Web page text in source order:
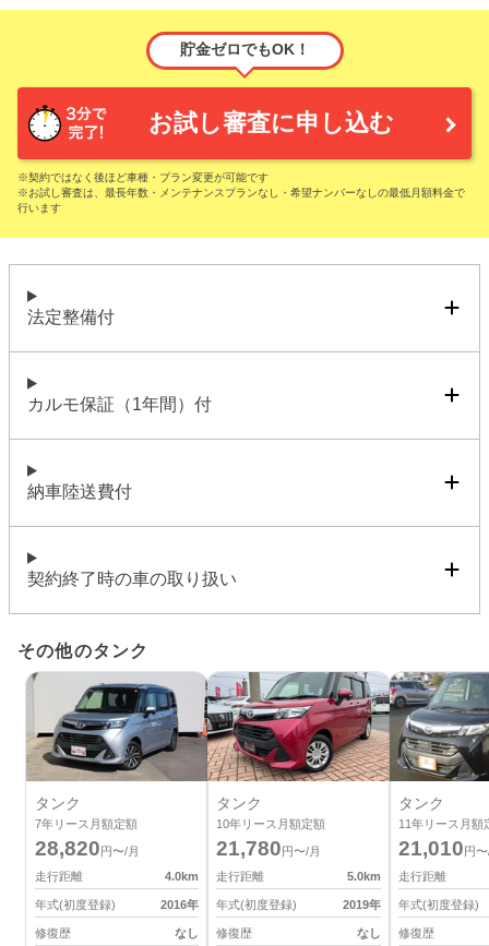
貯金ゼロでもOK！
お試し審査に申し込む
※契約ではなく後ほど車種・プラン変更が可能です
※お試し審査は、最長年数・メンテナンスプランなし・希望ナンバーなしの最低月額料金で
行います
法定整備付
カルモ保証（1年間）付
納車陸送費付
契約終了時の車の取り扱い
その他のタンク
タンク
7年リース月額定額
28,820円〜/月
走行距離
4.0km
年式(初度登録) 2016年
修復歴 なし
タンク
10年リース月額定額
21,780円〜/月
走行距離
5.0km
年式(初度登録) 2019年
修復歴 なし
タンク
11年リース月額
21,010円
走行距離
年式(初度登録)
修復歴